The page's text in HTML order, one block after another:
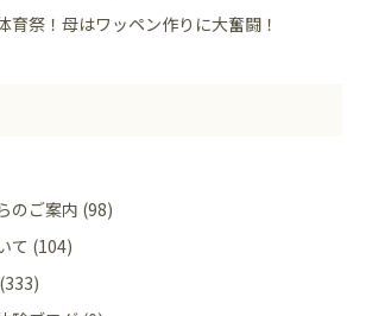
育祭！母はワッペン作りに大奮闘！
のご案内 (98)
て (104)